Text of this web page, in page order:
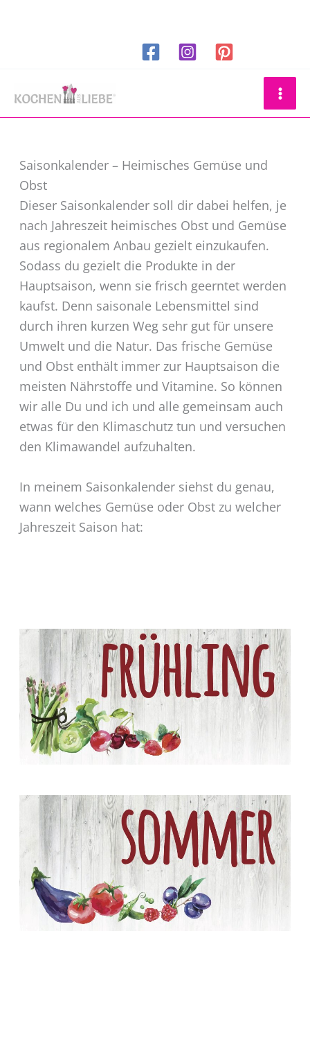
Saisonkalender – Heimisches Gemüse und
Obst
Dieser Saisonkalender soll dir dabei helfen, je
nach Jahreszeit heimisches Obst und Gemüse
aus regionalem Anbau gezielt einzukaufen.
Sodass du gezielt die Produkte in der
Hauptsaison, wenn sie frisch geerntet werden
kaufst. Denn saisonale Lebensmittel sind
durch ihren kurzen Weg sehr gut für unsere
Umwelt und die Natur. Das frische Gemüse
und Obst enthält immer zur Hauptsaison die
meisten Nährstoffe und Vitamine. So können
wir alle Du und ich und alle gemeinsam auch
etwas für den Klimaschutz tun und versuchen
den Klimawandel aufzuhalten.
In meinem Saisonkalender siehst du genau,
wann welches Gemüse oder Obst zu welcher
Jahreszeit Saison hat: